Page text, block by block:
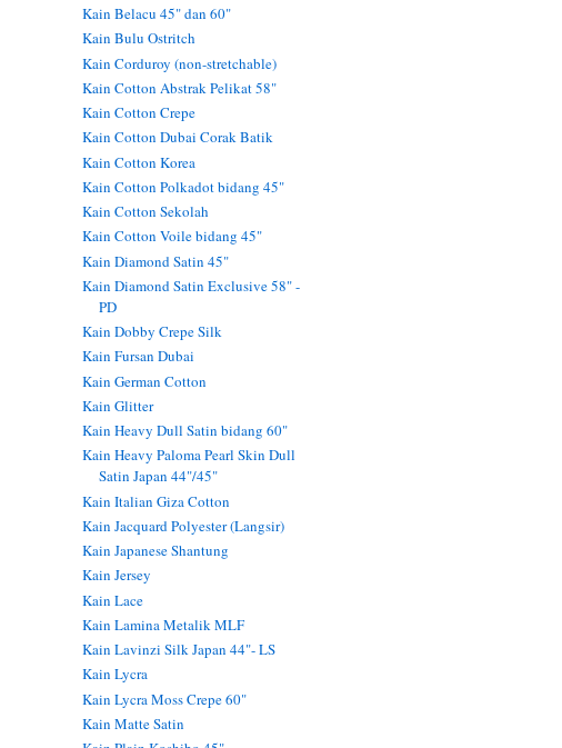
Kain Belacu 45" dan 60"
Kain Bulu Ostritch
Kain Corduroy (non-stretchable)
Kain Cotton Abstrak Pelikat 58"
Kain Cotton Crepe
Kain Cotton Dubai Corak Batik
Kain Cotton Korea
Kain Cotton Polkadot bidang 45"
Kain Cotton Sekolah
Kain Cotton Voile bidang 45"
Kain Diamond Satin 45"
Kain Diamond Satin Exclusive 58" -
PD
Kain Dobby Crepe Silk
Kain Fursan Dubai
Kain German Cotton
Kain Glitter
Kain Heavy Dull Satin bidang 60"
Kain Heavy Paloma Pearl Skin Dull
Satin Japan 44"/45"
Kain Italian Giza Cotton
Kain Jacquard Polyester (Langsir)
Kain Japanese Shantung
Kain Jersey
Kain Lace
Kain Lamina Metalik MLF
Kain Lavinzi Silk Japan 44"- LS
Kain Lycra
Kain Lycra Moss Crepe 60"
Kain Matte Satin